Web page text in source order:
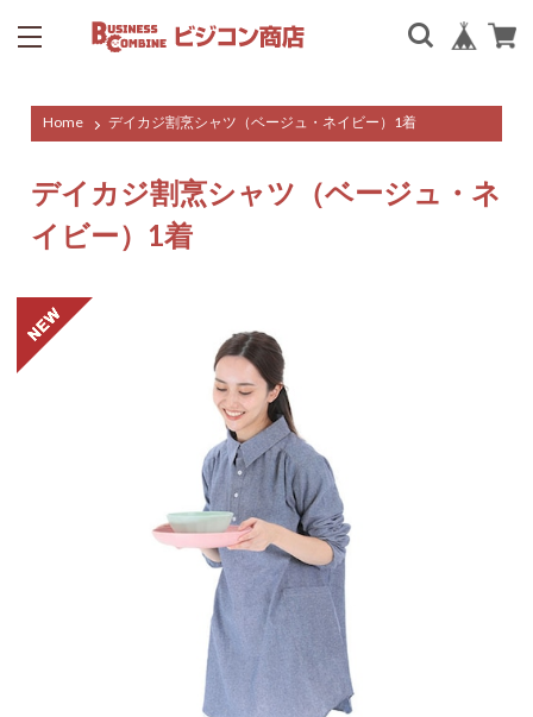
Home デイカジ割烹シャツ（ベージュ・ネイビー）1着
デイカジ割烹シャツ（ベージュ・ネ
イビー）1着